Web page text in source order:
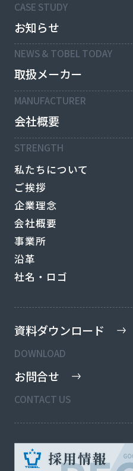
CASE STUDY
お知らせ
NEWS & TOBEL TODAY
取扱メーカー
MANUFACTURER
会社概要
STRENGTH
私たちについて
ご挨拶
企業理念
会社概要
事業所
沿革
社名・ロゴ
資料ダウンロード
DOWNLOAD
お問合せ
CONTACT US